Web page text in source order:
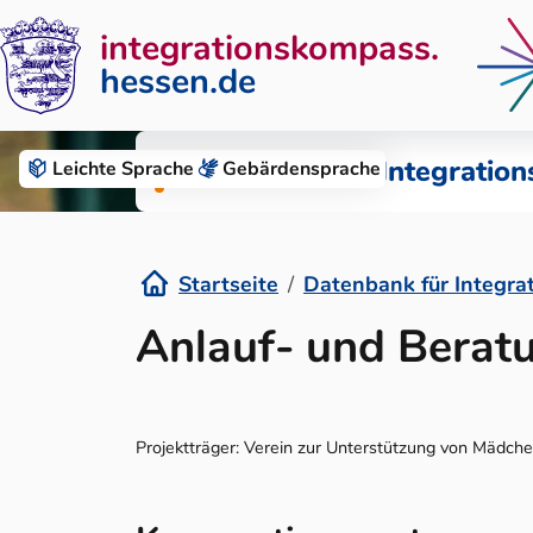
Leichte Sprache Gebärden­sprache
Zum Inhalt springen
integrationskompass.
hessen.de
Datenbank für
Startseite Datenbank für
Details
Anlauf- und
Projektträger: Verein zur Unterstützung von